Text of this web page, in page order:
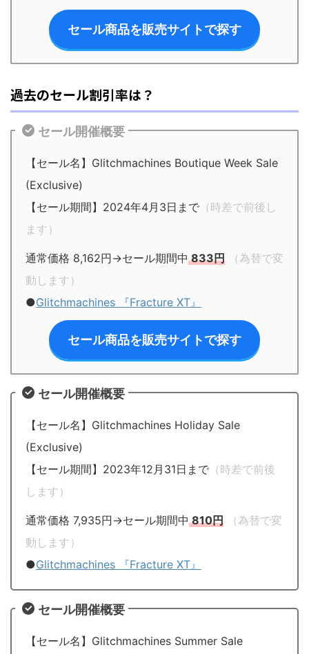
セール商品を販売サイトで探す
過去のセール割引率は？
セール開催概要
【セール名】Glitchmachines Boutique Week Sale
(Exclusive)
【セール期間】2024年4月3日まで （時差で前後し
ます）
通常価格 8,162円→セール期間中833円
（為替で変
動します）
●Glitchmachines 『Fracture XT』
セール商品を販売サイトで探す
セール開催概要
【セール名】Glitchmachines Holiday Sale
(Exclusive)
【セール期間】2023年12月31日まで （時差で前後
します）
通常価格 7,935円→セール期間中810円
（為替で変
動します）
●Glitchmachines 『Fracture XT』
セール開催概要
【セール名】Glitchmachines Summer Sale